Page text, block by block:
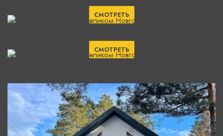
СМОТРЕТЬ
СМОТРЕТЬ